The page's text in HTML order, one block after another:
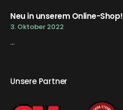
Neu in unserem Online-Shop!
3. Oktober 2022
...
Unsere Partner